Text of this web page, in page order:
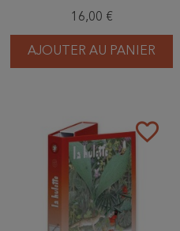
16,00 €
AJOUTER AU PANIER
favorite_border